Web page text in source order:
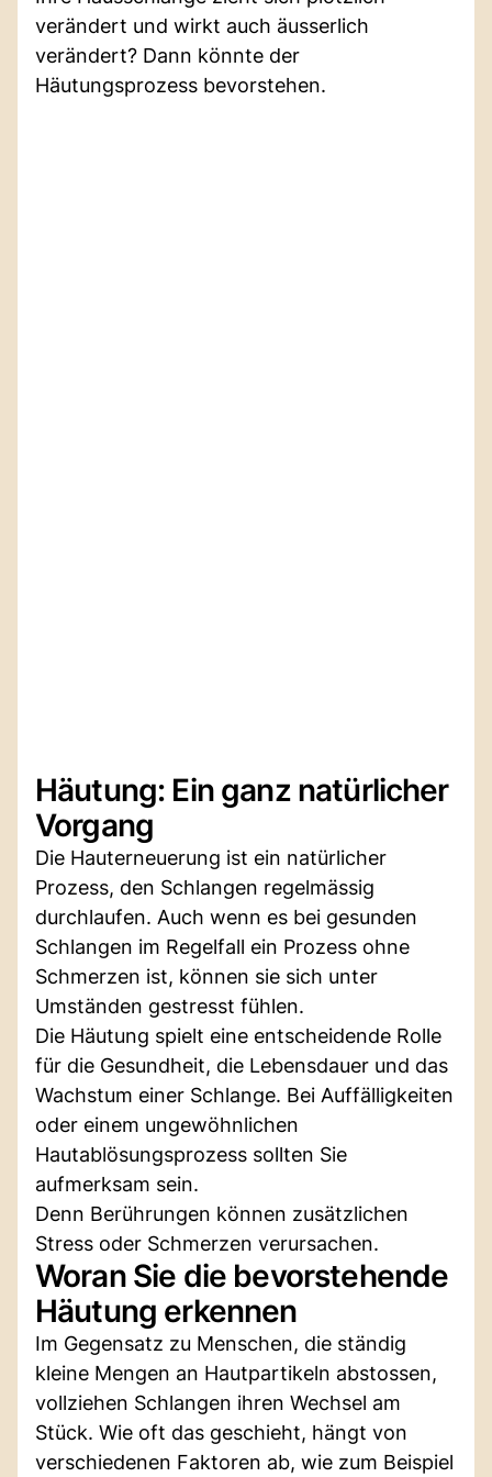
verändert und wirkt auch äusserlich
verändert? Dann könnte der
Häutungsprozess bevorstehen.
Häutung: Ein ganz natürlicher
Vorgang
Die Hauterneuerung ist ein natürlicher
Prozess, den Schlangen regelmässig
durchlaufen. Auch wenn es bei gesunden
Schlangen im Regelfall ein Prozess ohne
Schmerzen ist, können sie sich unter
Umständen gestresst fühlen.
Die Häutung spielt eine entscheidende Rolle
für die Gesundheit, die Lebensdauer und das
Wachstum einer Schlange. Bei Auffälligkeiten
oder einem ungewöhnlichen
Hautablösungsprozess sollten Sie
aufmerksam sein.
Denn Berührungen können zusätzlichen
Stress oder Schmerzen verursachen.
Woran Sie die bevorstehende
Häutung erkennen
Im Gegensatz zu Menschen, die ständig
kleine Mengen an Hautpartikeln abstossen,
vollziehen Schlangen ihren Wechsel am
Stück. Wie oft das geschieht, hängt von
verschiedenen Faktoren ab, wie zum Beispiel